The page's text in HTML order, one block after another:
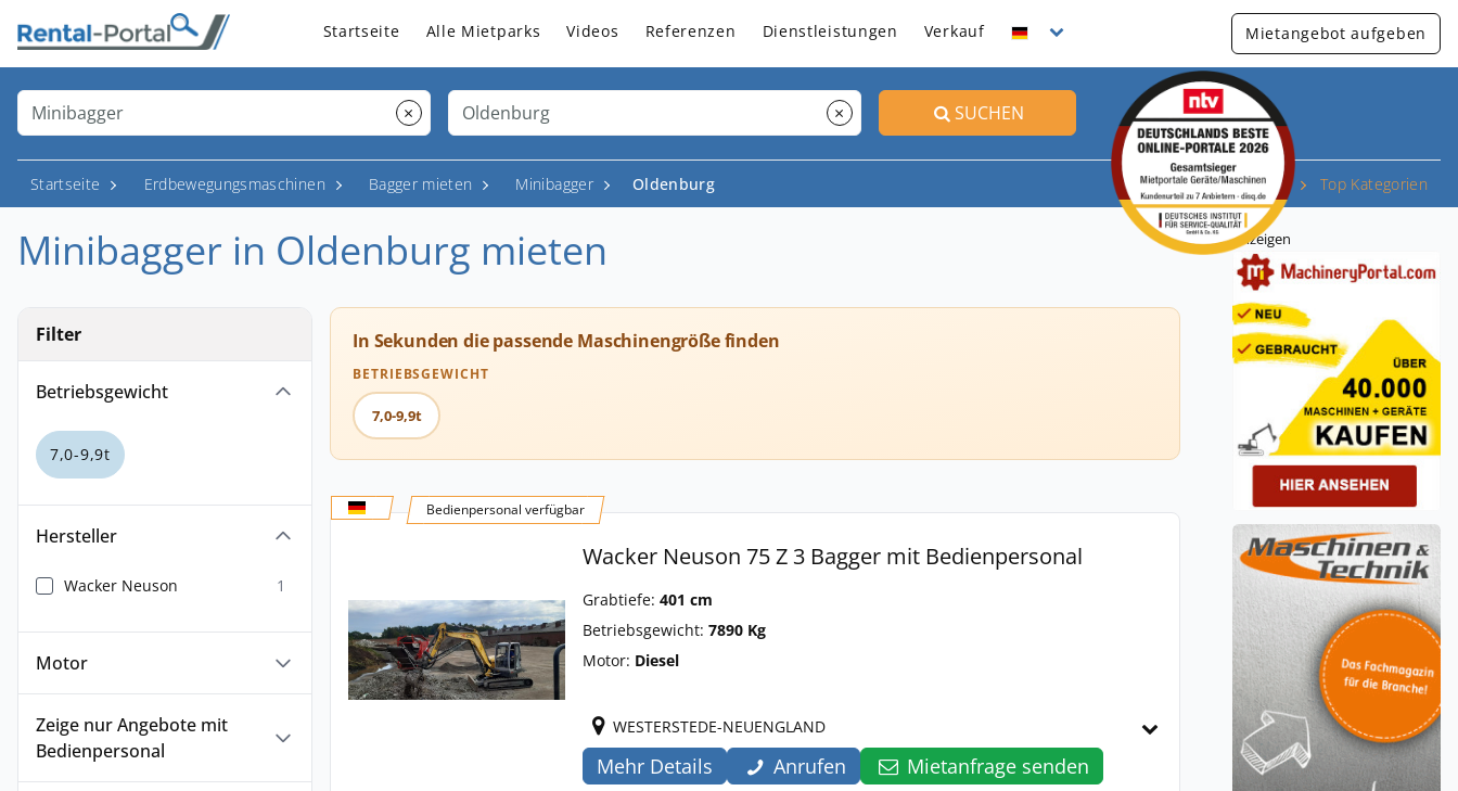
Startseite Alle Mietparks Videos Referenzen Dienstleistungen Verkauf Mietangebot aufgeben
× × SUCHEN
Startseite Erdbewegungsmaschinen Bagger mieten Minibagger Oldenburg Top Kategorien
Minibagger in Oldenburg mieten
Filter
Betriebsgewicht
7,0-9,9t
Hersteller
Wacker Neuson 1
Motor
Zeige nur Angebote mit
Bedienpersonal
In Sekunden die passende Maschinengröße finden
BETRIEBSGEWICHT
7,0-9,9t
Bedienpersonal verfügbar
Wacker Neuson 75 Z 3 Bagger mit Bedienpersonal
Grabtiefe: 401 cm
Betriebsgewicht: 7890 Kg
Motor: Diesel
WESTERSTEDE-NEUENGLAND
Mehr Details Anrufen Mietanfrage senden
Anzeigen